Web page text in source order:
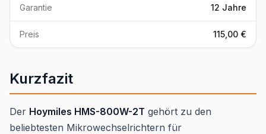
Garantie 12 Jahre
Preis 115,00 €
Kurzfazit
Der Hoymiles HMS-800W-2T gehört zu den
beliebtesten Mikrowechselrichtern für